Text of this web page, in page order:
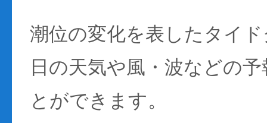
潮位の変化を表したタイ
日の天気や風・波などの
とができます。